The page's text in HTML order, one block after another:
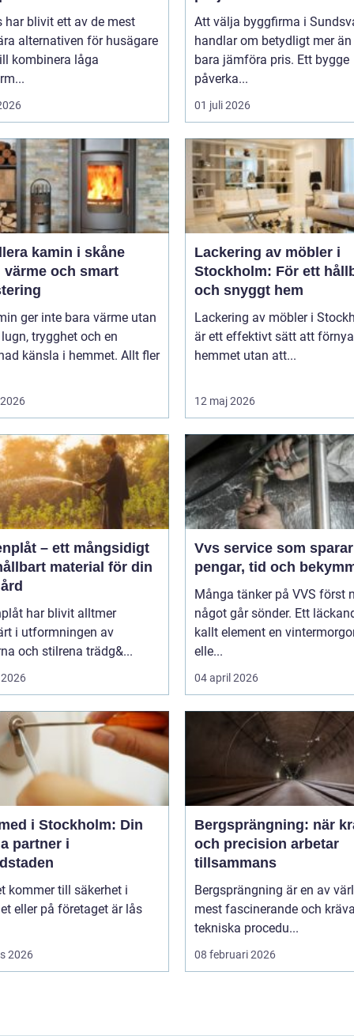
har blivit ett av de mest
alternativen för husägare
kombinera låga
Att välja byggfirma i
handlar om betydligt mer
bara jämföra pris. Ett bygge
påverka...
01 juli 2026
kamin i skåne
värme och smart
ger inte bara värme utan
trygghet och en
känsla i hemmet. Allt fler
Lackering av möbler i
Stockholm: För ett
och snyggt hem
Lackering av möbler i
är ett effektivt sätt att förnya
hemmet utan att...
12 maj 2026
– ett mångsidigt
material för din
har blivit alltmer
i utformningen av
och stilrena trädg&...
Vvs service som sparar
pengar, tid och
Många tänker på VVS först
något går sönder. Ett
kallt element en
elle...
04 april 2026
i Stockholm: Din
partner i
kommer till säkerhet i
eller på företaget är lås
2026
Bergsprängning: när
och precision arbetar
tillsammans
Bergsprängning är en av
mest fascinerande och
tekniska procedu...
08 februari 2026